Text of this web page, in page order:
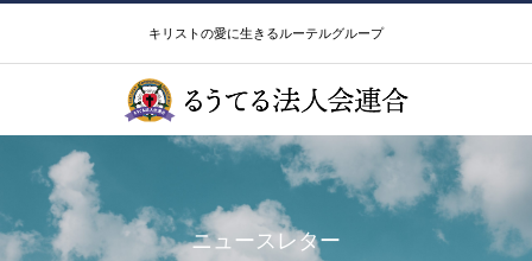
キリストの愛に生きるルーテルグループ
ニュースレター